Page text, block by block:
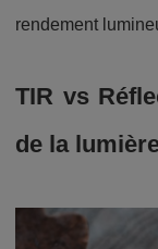
rendement
TIR vs
de la